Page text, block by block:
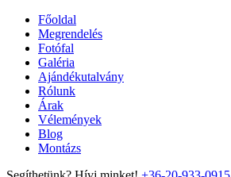
Főoldal
Megrendelés
Fotófal
Galéria
Ajándékutalvány
Rólunk
Árak
Vélemények
Blog
Montázs